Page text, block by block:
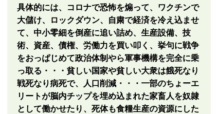
具体的には、コロナで恐怖を煽って、ワクチンで
大儲け、ロックダウン、自粛で経済を冷え込ませ
て、中小零細を倒産に追い詰め、生産設備、技
術、資産、債権、労働力を買い叩く、挙句に戦争
をおっぱじめて政治体制やら軍事機構を完全に乗
っ取る・・・貧しい国家や貧しい大衆は餓死なり
戦死なり病死で、人口削減・・・一部のちょーエ
リートが脳内チップを埋め込まれた家畜人を奴隷
として働かせたり、死体も食糧生産の資源にした